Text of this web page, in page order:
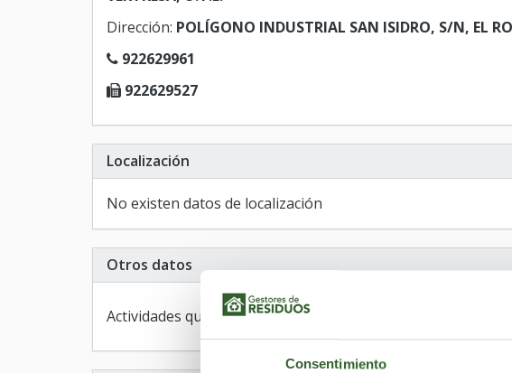
Consentimiento
Dirección: POLÍGONO INDUSTRIAL SAN ISIDRO, S/N, EL
922629961
922629527
Localización
No existen datos de localización
Otros datos
Actividades que desarrollan:Almacenamiento,